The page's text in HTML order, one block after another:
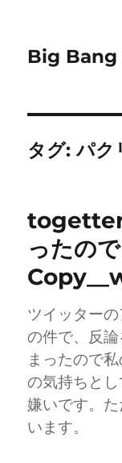
Big Bang
タグ:パク
togetter
ったの
ツイッター
の件で、反
まったので
の気持ちと
嫌いです。
います。